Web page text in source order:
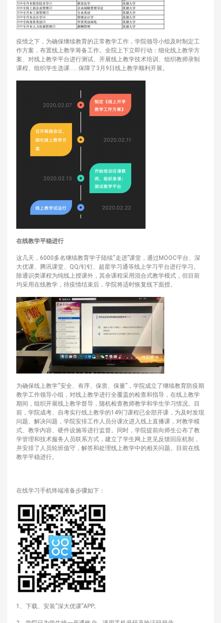
疫情之下，为确保继续教育的正常教学工作，学院领导小组及时制定工
作方案，布置线上教学筹备工作。全院上下立即行动：细化线上教学方
案、对线上教学平台进行测试、开展线上教学技术培训、组织教师录制
课程、组织学生选课……保障了3月9日线上教学顺利开展。
在线教学平稳进行
这几天，6000多名继续教育学子陆续“走进”课堂，通过MOOC平台、深
大优课、腾讯课堂、QQ/钉钉、超星学习通等线上学习平台进行学习。
除通识类课程为纯线上授课外，其余课程采用混合式教学模式，但目前
均采用在线教学，待疫情结束后，学院将适时恢复线下面授。
为确保线上教学“安全、有序、保质、保量”，学院成立了继续教育防疫期
教学工作领导小组，对线上教学进行全覆盖的检查和指导，在线上教学
期间，组织开展线上教学督导，随机检查教师教学和学生学习情况。目
前，学院成考、自考实行线上教学的149门课程已全部开课，为及时发现
问题、解决问题，学院安排工作人员分课次进入线上直播课，对教学模
式、教学内容、硬件设施等进行监督。同时，学院提前向师生公布了教
学管理和技术服务人员联系方式，建立了学生网上意见反馈回应机制，
并安排了人员轮班值守，解答和处理线上教学中的相关问题。目前在线
教学平稳进行。
在线学习手机终端准备步骤如下：
1、下载、安装“深大优课”APP;